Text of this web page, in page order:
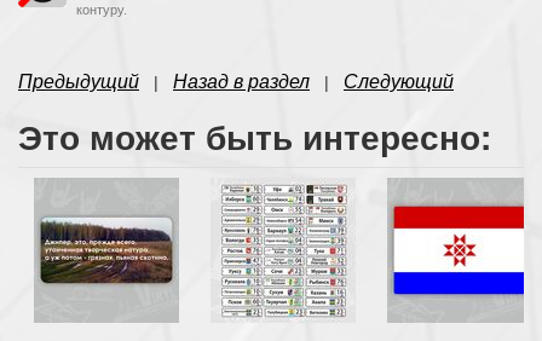
контуру.
Предыдущий | Назад в раздел | Следующий
Это может быть интересно: